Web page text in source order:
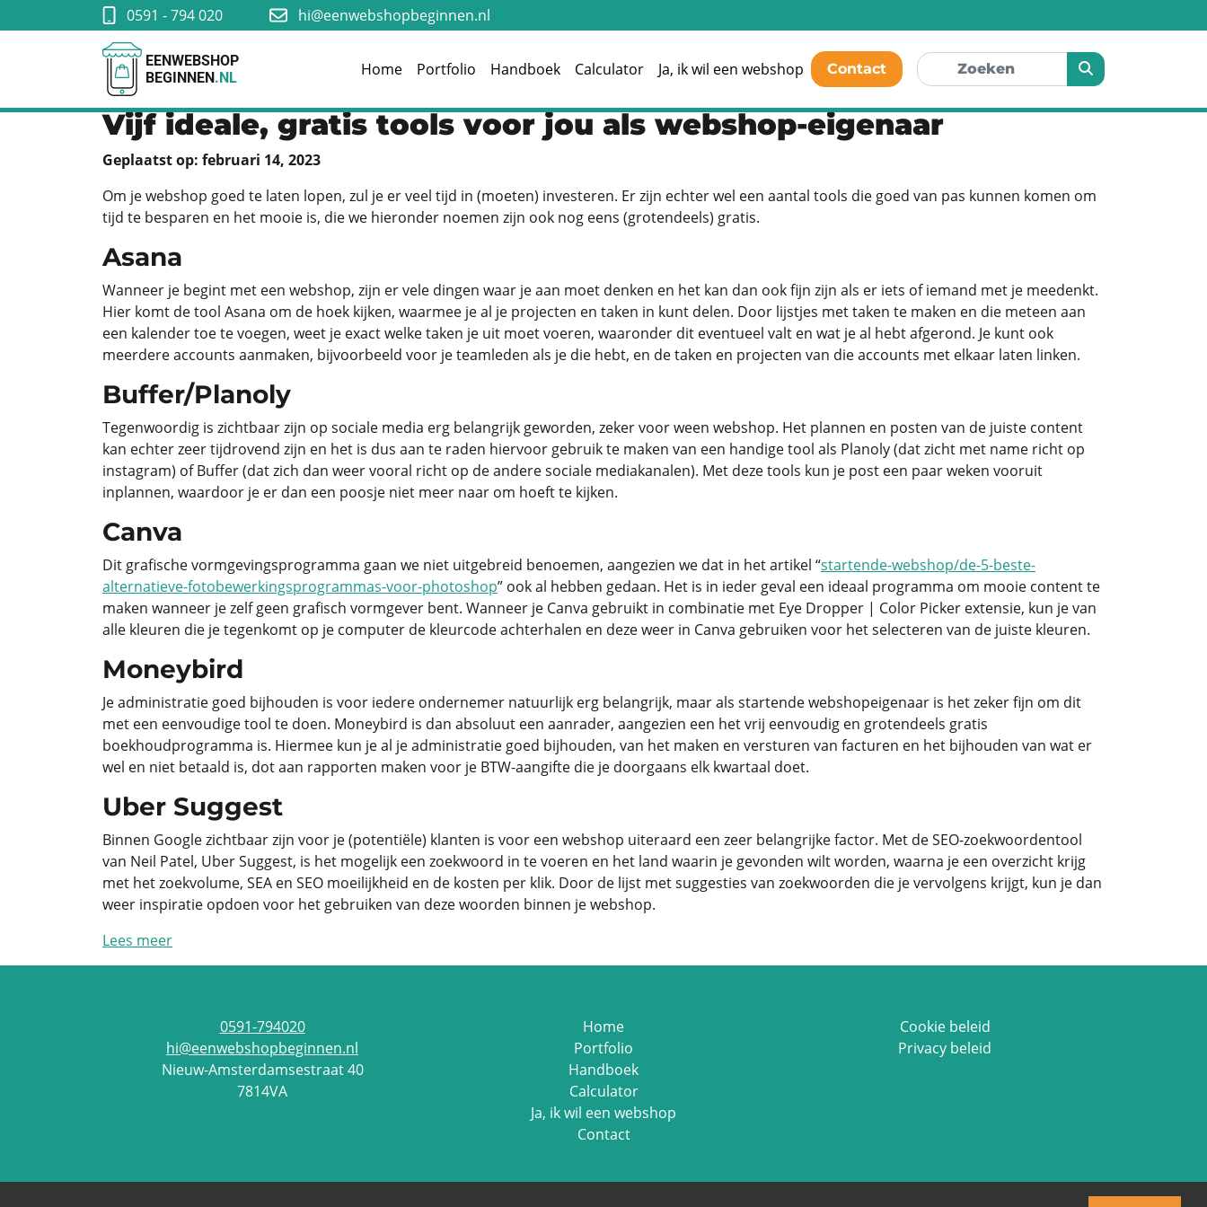
0591 - 794 020 hi@eenwebshopbeginnen.nl
EENWEBSHOP
BEGINNEN.NL Home Portfolio Handboek Calculator Ja, ik wil een webshop Contact
Vijf ideale, gratis tools voor jou als webshop-eigenaar
Geplaatst op: februari 14, 2023
Om je webshop goed te laten lopen, zul je er veel tijd in (moeten) investeren. Er zijn echter wel een aantal tools die goed van pas kunnen komen om
tijd te besparen en het mooie is, die we hieronder noemen zijn ook nog eens (grotendeels) gratis.
Asana
Wanneer je begint met een webshop, zijn er vele dingen waar je aan moet denken en het kan dan ook fijn zijn als er iets of iemand met je meedenkt.
Hier komt de tool Asana om de hoek kijken, waarmee je al je projecten en taken in kunt delen. Door lijstjes met taken te maken en die meteen aan
een kalender toe te voegen, weet je exact welke taken je uit moet voeren, waaronder dit eventueel valt en wat je al hebt afgerond. Je kunt ook
meerdere accounts aanmaken, bijvoorbeeld voor je teamleden als je die hebt, en de taken en projecten van die accounts met elkaar laten linken.
Buffer/Planoly
Tegenwoordig is zichtbaar zijn op sociale media erg belangrijk geworden, zeker voor ween webshop. Het plannen en posten van de juiste content
kan echter zeer tijdrovend zijn en het is dus aan te raden hiervoor gebruik te maken van een handige tool als Planoly (dat zicht met name richt op
instagram) of Buffer (dat zich dan weer vooral richt op de andere sociale mediakanalen). Met deze tools kun je post een paar weken vooruit
inplannen, waardoor je er dan een poosje niet meer naar om hoeft te kijken.
Canva
Dit grafische vormgevingsprogramma gaan we niet uitgebreid benoemen, aangezien we dat in het artikel “startende-webshop/de-5-beste-
alternatieve-fotobewerkingsprogrammas-voor-photoshop” ook al hebben gedaan. Het is in ieder geval een ideaal programma om mooie content te
maken wanneer je zelf geen grafisch vormgever bent. Wanneer je Canva gebruikt in combinatie met Eye Dropper | Color Picker extensie, kun je van
alle kleuren die je tegenkomt op je computer de kleurcode achterhalen en deze weer in Canva gebruiken voor het selecteren van de juiste kleuren.
Moneybird
Je administratie goed bijhouden is voor iedere ondernemer natuurlijk erg belangrijk, maar als startende webshopeigenaar is het zeker fijn om dit
met een eenvoudige tool te doen. Moneybird is dan absoluut een aanrader, aangezien een het vrij eenvoudig en grotendeels gratis
boekhoudprogramma is. Hiermee kun je al je administratie goed bijhouden, van het maken en versturen van facturen en het bijhouden van wat er
wel en niet betaald is, dot aan rapporten maken voor je BTW-aangifte die je doorgaans elk kwartaal doet.
Uber Suggest
Binnen Google zichtbaar zijn voor je (potentiële) klanten is voor een webshop uiteraard een zeer belangrijke factor. Met de SEO-zoekwoordentool
van Neil Patel, Uber Suggest, is het mogelijk een zoekwoord in te voeren en het land waarin je gevonden wilt worden, waarna je een overzicht krijg
met het zoekvolume, SEA en SEO moeilijkheid en de kosten per klik. Door de lijst met suggesties van zoekwoorden die je vervolgens krijgt, kun je dan
weer inspiratie opdoen voor het gebruiken van deze woorden binnen je webshop.
Lees meer
0591-794020
hi@eenwebshopbeginnen.nl
Nieuw-Amsterdamsestraat 40
7814VA
Home
Portfolio
Handboek
Calculator
Ja, ik wil een webshop
Contact
Cookie beleid
Privacy beleid